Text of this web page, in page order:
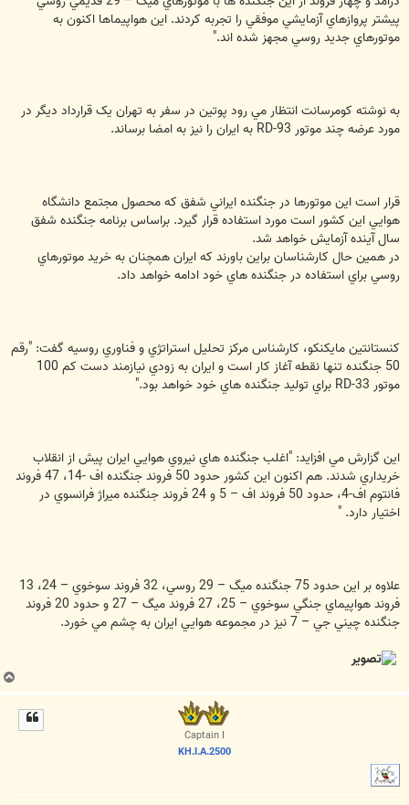
پيشتر پروازهاي آزمايشي موفقي را تجربه کردند. اين هواپيماها اکنون به
موتورهاي جديد روسي مجهز شده اند."
به نوشته کومرسانت انتظار مي رود پوتين در سفر به تهران يک قرارداد ديگر در
مورد عرضه چند موتور RD-93 به ايران را نيز به امضا برساند.
قرار است اين موتورها در جنگنده ايراني شفق که محصول مجتمع دانشگاه
هوايي اين کشور است مورد استفاده قرار گيرد. براساس برنامه جنگنده شفق
سال آينده آزمايش خواهد شد.
در همين حال کارشناسان براين باورند که ايران همچنان به خريد موتورهاي
روسي براي استفاده در جنگنده هاي خود ادامه خواهد داد.
کنستانتين مايکنکو، کارشناس مرکز تحليل استراتژي و فناوري روسيه گفت: "رقم
50 جنگنده تنها نقطه آغاز کار است و ايران به زودي نيازمند دست کم 100
موتور RD-33 براي توليد جنگنده هاي خود خواهد بود."
اين گزارش مي افزايد: "اغلب جنگنده هاي نيروي هوايي ايران پيش از انقلاب
خريداري شدند. هم اکنون اين کشور حدود 50 فروند جنگنده اف -14، 47 فروند
فانتوم اف-4، حدود 50 فروند اف – 5 و 24 فروند جنگنده ميراژ فرانسوي در
اختيار دارد. "
علاوه بر اين حدود 75 جنگنده ميگ – 29 روسي، 32 فروند سوخوي – 24، 13
فروند هواپيماي جنگي سوخوي – 25، 27 فروند ميگ – 27 و حدود 20 فروند
جنگنده چيني جي – 7 نيز در مجموعه هوايي ايران به چشم مي خورد.
Captain I
KH.I.A.2500